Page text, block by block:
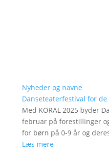
Nyheder og navne
Danseteaterfestival for
Med KORAL 2025 byder
februar på forestillinger
for børn på 0-9 år og
Læs mere